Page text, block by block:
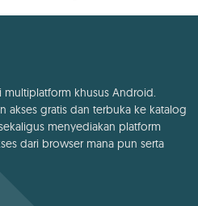
teman
khusus Android.
akses gratis dan terbuka ke katalog
menyediakan platform
dari browser mana pun serta